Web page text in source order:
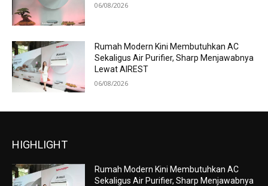
06/08/2026
Rumah Modern Kini Membutuhkan AC
Sekaligus Air Purifier, Sharp Menjawabnya
Lewat AIREST
06/08/2026
HIGHLIGHT
Rumah Modern Kini Membutuhkan AC
Sekaligus Air Purifier, Sharp Menjawabnya